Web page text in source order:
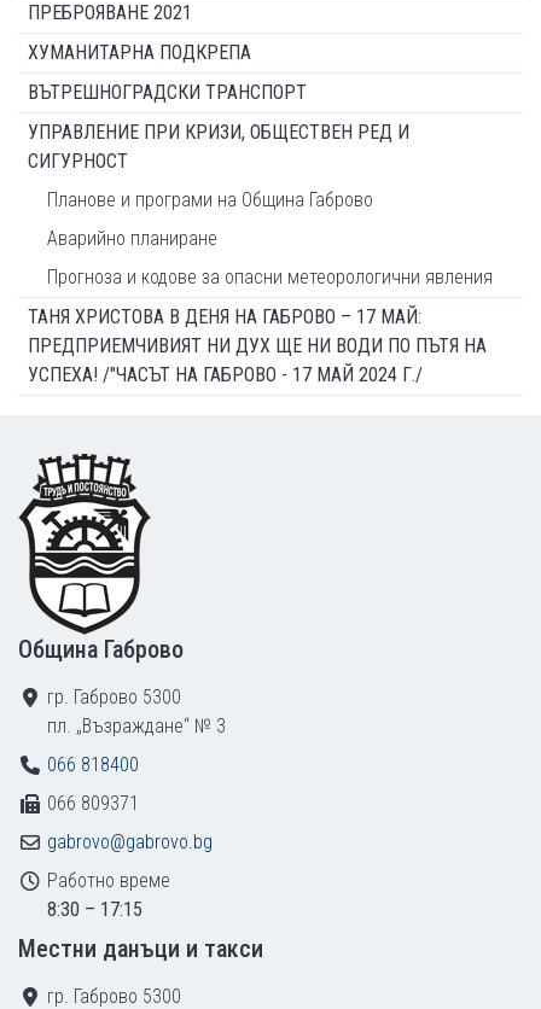
ПРЕБРОЯВАНЕ 2021
ХУМАНИТАРНА ПОДКРЕПА
ВЪТРЕШНОГРАДСКИ ТРАНСПОРТ
УПРАВЛЕНИЕ ПРИ КРИЗИ, ОБЩЕСТВЕН РЕД И
СИГУРНОСТ
Планове и програми на Община Габрово
Аварийно планиране
Прогноза и кодове за опасни метеорологични явления
ТАНЯ ХРИСТОВА В ДЕНЯ НА ГАБРОВО – 17 МАЙ:
ПРЕДПРИЕМЧИВИЯТ НИ ДУХ ЩЕ НИ ВОДИ ПО ПЪТЯ НА
УСПЕХА! /"ЧАСЪТ НА ГАБРОВО - 17 МАЙ 2024 Г./
Footer
Община Габрово
гр. Габрово 5300
пл. „Възраждане“ № 3
066 818400
066 809371
gabrovo@gabrovo.bg
Работно време
8:30 – 17:15
Местни данъци и такси
гр. Габрово 5300